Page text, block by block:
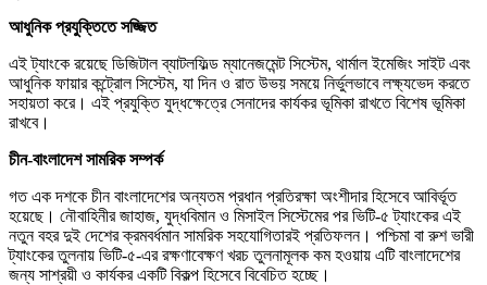
আধুনিক প্রযুক্তিতে সজ্জিত
এই ট্যাংকে রয়েছে ডিজিটাল ব্যাটলফিল্ড ম্যানেজমেন্ট সিস্টেম, থার্মাল ইমেজিং সাইট এবং
আধুনিক ফায়ার কন্ট্রোল সিস্টেম, যা দিন ও রাত উভয় সময়ে নির্ভুলভাবে লক্ষ্যভেদ করতে
সহায়তা করে। এই প্রযুক্তি যুদ্ধক্ষেত্রে সেনাদের কার্যকর ভূমিকা রাখতে বিশেষ ভূমিকা
রাখবে।
চীন-বাংলাদেশ সামরিক সম্পর্ক
গত এক দশকে চীন বাংলাদেশের অন্যতম প্রধান প্রতিরক্ষা অংশীদার হিসেবে আবির্ভূত
হয়েছে। নৌবাহিনীর জাহাজ, যুদ্ধবিমান ও মিসাইল সিস্টেমের পর ভিটি-৫ ট্যাংকের এই
নতুন বহর দুই দেশের ক্রমবর্ধমান সামরিক সহযোগিতারই প্রতিফলন। পশ্চিমা বা রুশ ভারী
ট্যাংকের তুলনায় ভিটি-৫-এর রক্ষণাবেক্ষণ খরচ তুলনামূলক কম হওয়ায় এটি বাংলাদেশের
জন্য সাশ্রয়ী ও কার্যকর একটি বিকল্প হিসেবে বিবেচিত হচ্ছে।